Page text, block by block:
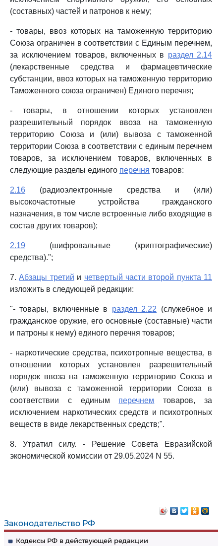
Законодательство РФ
Кодексы РФ в действующей редакции
(составных) частей и патронов к нему;
- товары, ввоз которых на таможенную территорию
Союза ограничен в соответствии с Единым перечнем,
за исключением товаров, включенных в раздел 2.14
(лекарственные средства и фармацевтические
субстанции, ввоз которых на таможенную территорию
Таможенного союза ограничен) Единого перечня;
- товары, в отношении которых установлен
разрешительный порядок ввоза на таможенную
территорию Союза и (или) вывоза с таможенной
территории Союза в соответствии с единым перечнем
товаров, за исключением товаров, включенных в
следующие разделы единого перечня товаров:
2.16 (радиоэлектронные средства и (или)
высокочастотные устройства гражданского
назначения, в том числе встроенные либо входящие в
состав других товаров);
2.19 (шифровальные (криптографические)
средства).";
7.Абзацы третий и четвертый части второй пункта 11
изложить в следующей редакции:
"- товары, включенные в раздел 2.22 (служебное и
гражданское оружие, его основные (составные) части
и патроны к нему) единого перечня товаров;
- наркотические средства, психотропные вещества, в
отношении которых установлен разрешительный
порядок ввоза на таможенную территорию Союза и
(или) вывоза с таможенной территории Союза в
соответствии с единым перечнем товаров, за
исключением наркотических средств и психотропных
веществ в виде лекарственных средств;".
8. Утратил силу. - Решение Совета Евразийской
экономической комиссии от 29.05.2024 N 55.